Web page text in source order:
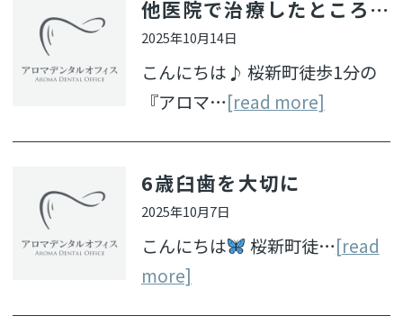
他医院で治療したところの再治療
2025年10月14日
こんにちは♪ 桜新町徒歩1分の
『アロマ…[read more]
6歳臼歯を大切に
2025年10月7日
こんにちは 桜新町徒…[read
more]